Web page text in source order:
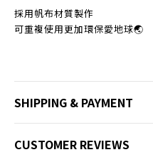
採用帆布材質製作
可重複使用更加環保愛地球🌏
SHIPPING & PAYMENT
CUSTOMER REVIEWS